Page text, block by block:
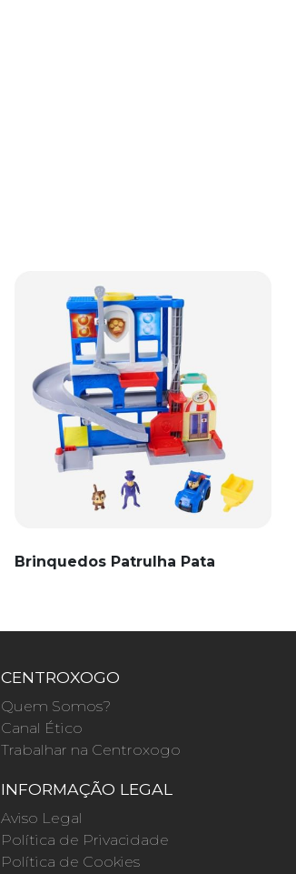
Brinquedos Patrulha Pata
CENTROXOGO
Quem Somos?
Canal Ético
Trabalhar na Centroxogo
INFORMAÇÃO LEGAL
Aviso Legal
Política de Privacidade
Política de Cookies